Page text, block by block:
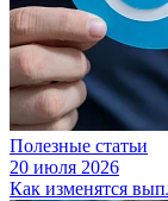
Полезные статьи
20 июля 2026
Как изменятся